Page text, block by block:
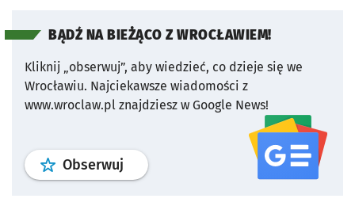
BĄDŹ NA BIEŻĄCO Z WROCŁAWIEM!
Kliknij „obserwuj”, aby wiedzieć, co dzieje się we
Wrocławiu. Najciekawsze wiadomości z
www.wroclaw.pl znajdziesz w Google News!
Obserwuj profil serwisu